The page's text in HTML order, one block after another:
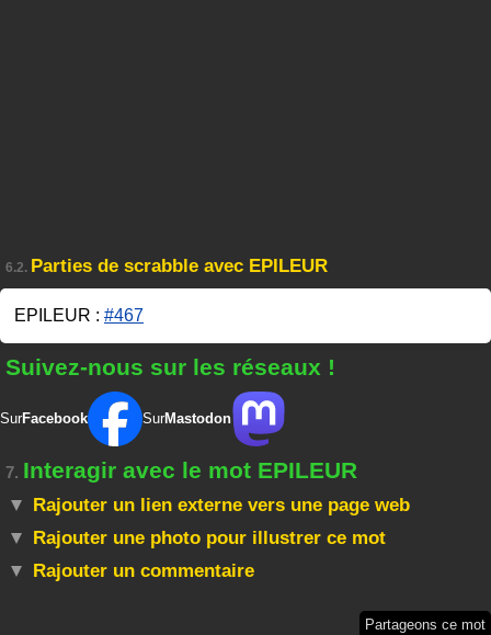
6.2. Parties de scrabble avec EPILEUR
EPILEUR : #467
Suivez-nous sur les réseaux !
SurFacebook SurMastodon
7. Interagir avec le mot EPILEUR
Rajouter un lien externe vers une page web
Rajouter une photo pour illustrer ce mot
Rajouter un commentaire
Partageons ce mot